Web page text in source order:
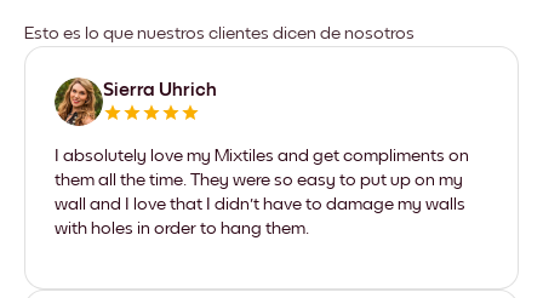
Esto es lo que nuestros clientes dicen de nosotros
Sierra Uhrich
I absolutely love my Mixtiles and get compliments on
them all the time. They were so easy to put up on my
wall and I love that I didn't have to damage my walls
with holes in order to hang them.